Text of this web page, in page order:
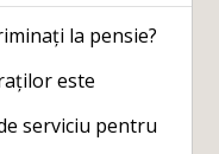
la pensie?
este
serviciu pentru